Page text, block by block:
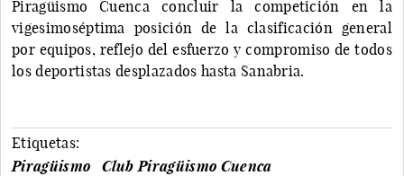
Piragüismo Cuenca concluir la competición en la
vigesimoséptima posición de la clasificación general
por equipos, reflejo del esfuerzo y compromiso de todos
los deportistas desplazados hasta Sanabria.
Etiquetas:
Piragüismo
Club Piragüismo Cuenca